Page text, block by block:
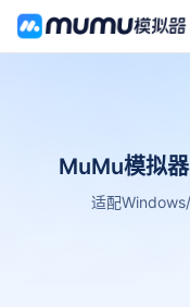
MuMu模拟器
适配